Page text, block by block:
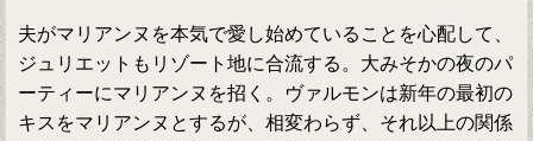
夫がマリアンヌを本気で愛し始めていることを心配して、
ジュリエットもリゾート地に合流する。大みそかの夜のパ
ーティーにマリアンヌを招く。ヴァルモンは新年の最初の
キスをマリアンヌとするが、相変わらず、それ以上の関係